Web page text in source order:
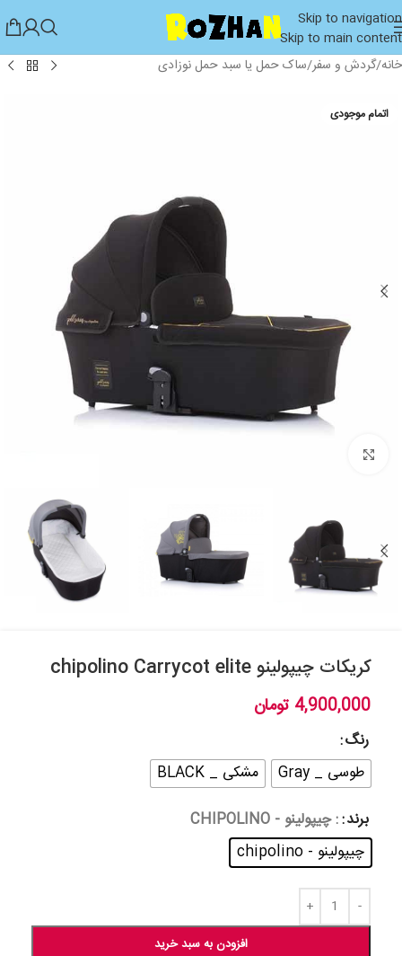
Skip to navigation
Skip to main content
خانه/گردش و سفر/ساک حمل یا سبد حمل نوزادی
اتمام موجودی
کریکات چیپولینو chipolino Carrycot elite
4,900,000 تومان
رنگ
طوسی _ Gray
مشکی _ BLACK
برند : چیپولینو - CHIPOLINO
چیپولینو - chipolino
افزودن به سبد خرید